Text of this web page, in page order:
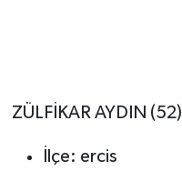
ZÜLFİKAR AYDIN (52)
İlçe: ercis